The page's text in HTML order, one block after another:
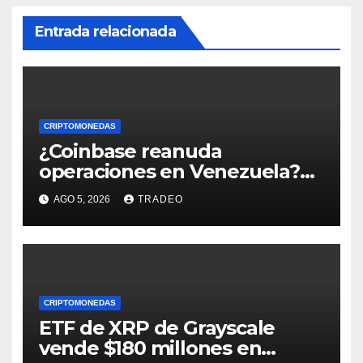
Entrada relacionada
CRIPTOMONEDAS
¿Coinbase reanuda
operaciones en Venezuela?
Post críptico enciende el
debate
AGO 5, 2026 TRADEO
CRIPTOMONEDAS
ETF de XRP de Grayscale
vende $180 millones en